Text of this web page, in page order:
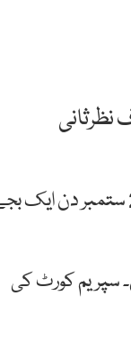
نظرثانی
چیف جسٹس پاکستان جسٹس ثاقب نثار کی سربراہی میں تین رکنی خصوصی بینچ جمعرات 27 ستمبر
کورٹ کی